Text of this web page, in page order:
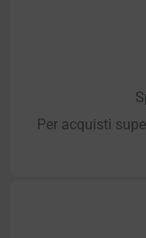
Per acquisti